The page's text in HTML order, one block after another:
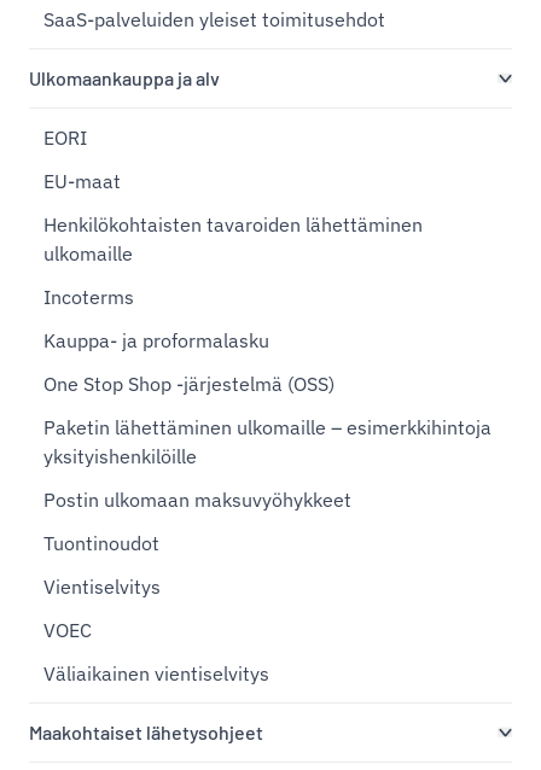
SaaS-palveluiden yleiset toimitusehdot
Ulkomaankauppa ja alv
EORI
EU-maat
Henkilökohtaisten tavaroiden lähettäminen
ulkomaille
Incoterms
Kauppa- ja proformalasku
One Stop Shop -järjestelmä (OSS)
Paketin lähettäminen ulkomaille – esimerkkihintoja
yksityishenkilöille
Postin ulkomaan maksuvyöhykkeet
Tuontinoudot
Vientiselvitys
VOEC
Väliaikainen vientiselvitys
Maakohtaiset lähetysohjeet